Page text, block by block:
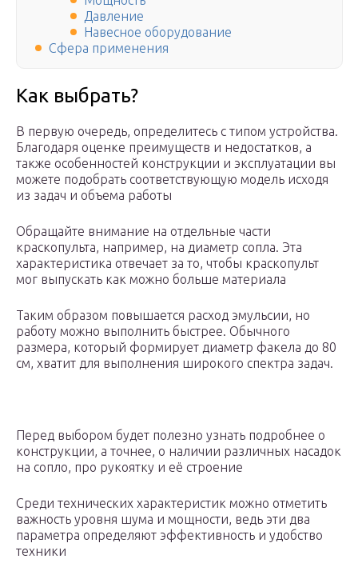
Давление
Навесное оборудование
Сфера применения
Как выбрать?
В первую очередь, определитесь с типом устройства.
Благодаря оценке преимуществ и недостатков, а
также особенностей конструкции и эксплуатации вы
можете подобрать соответствующую модель исходя
из задач и объема работы
Обращайте внимание на отдельные части
краскопульта, например, на диаметр сопла. Эта
характеристика отвечает за то, чтобы краскопульт
мог выпускать как можно больше материала
Таким образом повышается расход эмульсии, но
работу можно выполнить быстрее. Обычного
размера, который формирует диаметр факела до 80
см, хватит для выполнения широкого спектра задач.
Перед выбором будет полезно узнать подробнее о
конструкции, а точнее, о наличии различных насадок
на сопло, про рукоятку и её строение
Среди технических характеристик можно отметить
важность уровня шума и мощности, ведь эти два
параметра определяют эффективность и удобство
техники